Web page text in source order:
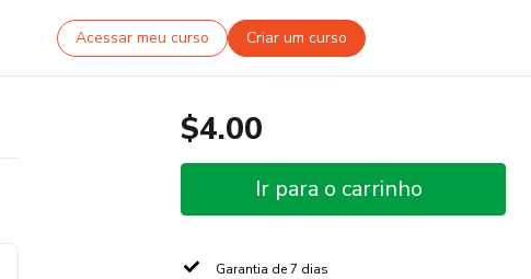
Acessar meu curso Criar um curso
$4.00
Ir para o carrinho
Garantia de 7 dias